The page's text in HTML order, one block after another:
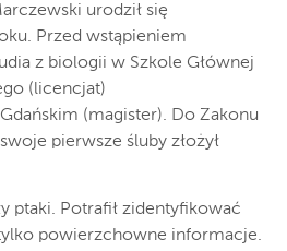
urodził się
Przed wstąpieniem
z biologii w Szkole Głównej
(licencjat)
(magister). Do Zakonu
pierwsze śluby złożył
ptaki. Potrafił zidentyfikować
powierzchowne informacje.